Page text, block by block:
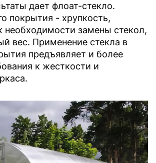
дает флоат-стекло.
покрытия - хрупкость,
необходимости замены стекол,
вес. Применение стекла в
предъявляет и более
к жесткости и